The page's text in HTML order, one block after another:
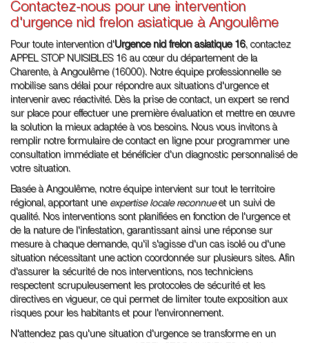
Contactez-nous pour une intervention
d'urgence nid frelon asiatique à Angoulême
Pour toute intervention d'Urgence nid frelon asiatique 16, contactez
APPEL STOP NUISIBLES 16 au cœur du département de la
Charente, à Angoulême (16000). Notre équipe professionnelle se
mobilise sans délai pour répondre aux situations d'urgence et
intervenir avec réactivité. Dès la prise de contact, un expert se rend
sur place pour effectuer une première évaluation et mettre en œuvre
la solution la mieux adaptée à vos besoins. Nous vous invitons à
remplir notre formulaire de contact en ligne pour programmer une
consultation immédiate et bénéficier d'un diagnostic personnalisé de
votre situation.
Basée à Angoulême, notre équipe intervient sur tout le territoire
régional, apportant une expertise locale reconnueet un suivi de
qualité. Nos interventions sont planifiées en fonction de l'urgence et
de la nature de l'infestation, garantissant ainsi une réponse sur
mesure à chaque demande, qu'il s'agisse d'un cas isolé ou d'une
situation nécessitant une action coordonnée sur plusieurs sites. Afin
d'assurer la sécurité de nos interventions, nos techniciens
respectent scrupuleusement les protocoles de sécurité et les
directives en vigueur, ce qui permet de limiter toute exposition aux
risques pour les habitants et pour l'environnement.
N'attendez pas qu'une situation d'urgence se transforme en un